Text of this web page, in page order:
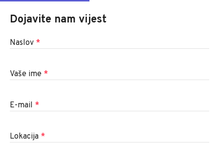
Dojavite nam vijest
Naslov *
Vaše ime *
E-mail *
Lokacija *